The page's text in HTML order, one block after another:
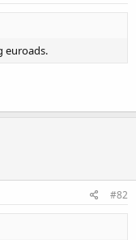
euroads.
#82